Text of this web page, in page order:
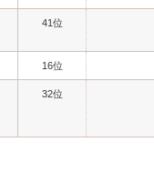
41位
16位
32位